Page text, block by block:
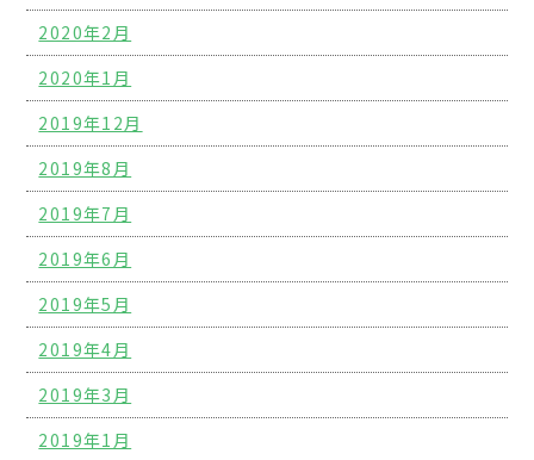
2020年2月
2020年1月
2019年12月
2019年8月
2019年7月
2019年6月
2019年5月
2019年4月
2019年3月
2019年1月